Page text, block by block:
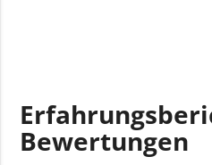
Bewertungen